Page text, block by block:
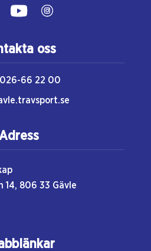
oss
026-66 22 00
14, 806 33 Gävle